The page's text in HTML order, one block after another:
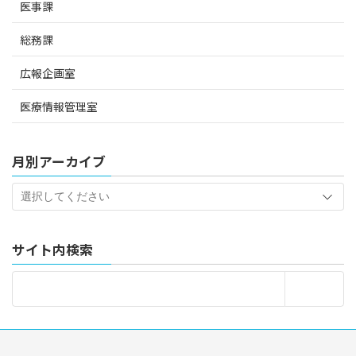
医事課
総務課
広報企画室
医療情報管理室
月別アーカイブ
サイト内検索